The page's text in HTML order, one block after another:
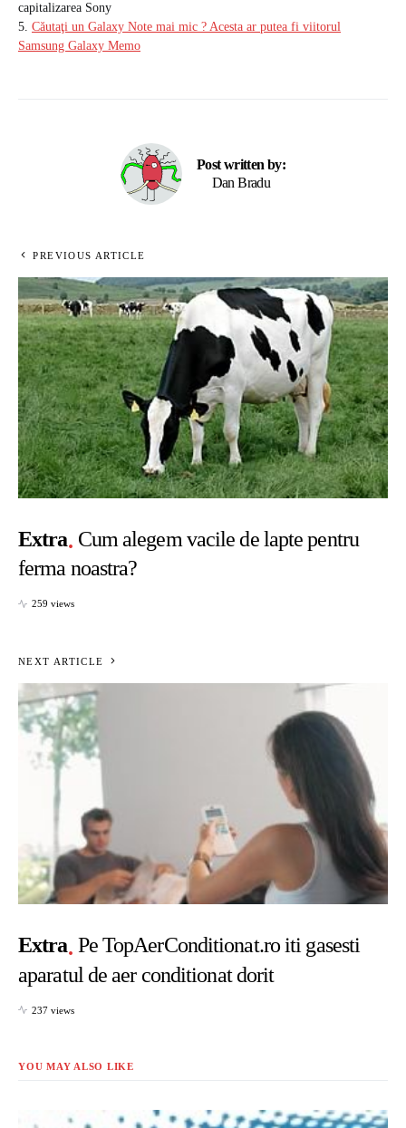
capitalizarea Sony
5. Căutaţi un Galaxy Note mai mic ? Acesta ar putea fi viitorul
Samsung Galaxy Memo
Post written by:
Dan Bradu
PREVIOUS ARTICLE
Extra Cum alegem vacile de lapte pentru
ferma noastra?
259 views
NEXT ARTICLE
Extra Pe TopAerConditionat.ro iti gasesti
aparatul de aer conditionat dorit
237 views
YOU MAY ALSO LIKE